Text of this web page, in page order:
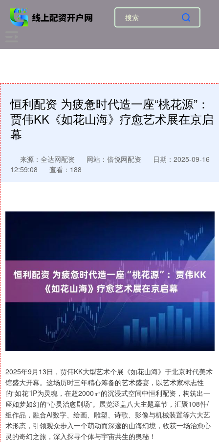
恒利配资 为疲惫时代造一座“桃花源”：
贾伟KK《如花山海》疗愈艺术展在京启
幕
来源：全达网配资 网站：倍悦网配资
日期：2025-09-16
12:59:08
查看：188
2025年9月13日，贾伟KK大型艺术个展《如花山海》于北京时代美术
馆盛大开幕。这场历时三年精心筹备的艺术盛宴，以艺术家标志性
的“如花”IP为灵魂，在超2000㎡的沉浸式空间中恒利配资，构筑出一
座如梦如幻的“心灵治愈剧场”。展览涵盖八大主题章节，汇聚108件/
组作品，融合AI数字、绘画、雕塑、诗歌、影像与机械装置等六大艺
术形态，引领观众步入一个萌动而深邃的山海幻境，收获一场治愈心
灵的奇幻之旅，深入探寻个体与宇宙共生的奥秘！